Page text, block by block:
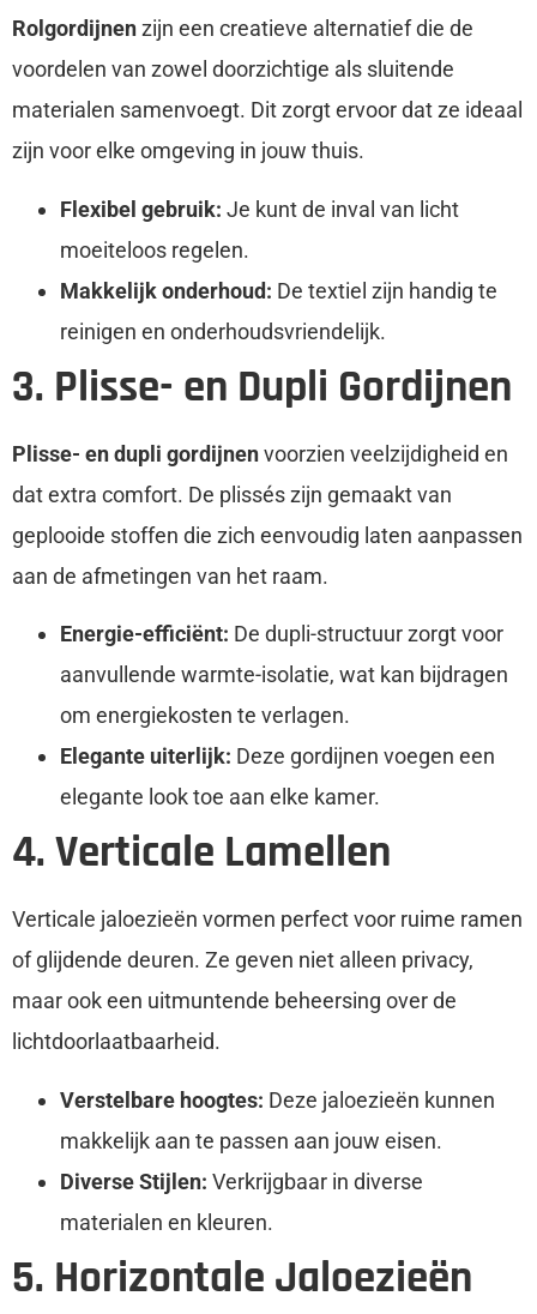
Rolgordijnenzijn een creatieve alternatief die de
voordelen van zowel doorzichtige als sluitende
materialen samenvoegt. Dit zorgt ervoor dat ze ideaal
zijn voor elke omgeving in jouw thuis.
Flexibel gebruik: Je kunt de inval van licht
moeiteloos regelen.
Makkelijk onderhoud: De textiel zijn handig te
reinigen en onderhoudsvriendelijk.
3. Plisse- en Dupli Gordijnen
Plisse- en dupli gordijnenvoorzien veelzijdigheid en
dat extra comfort. De plissés zijn gemaakt van
geplooide stoffen die zich eenvoudig laten aanpassen
aan de afmetingen van het raam.
Energie-efficiënt: De dupli-structuur zorgt voor
aanvullende warmte-isolatie, wat kan bijdragen
om energiekosten te verlagen.
Elegante uiterlijk: Deze gordijnen voegen een
elegante look toe aan elke kamer.
4. Verticale Lamellen
Verticale jaloezieën vormen perfect voor ruime ramen
of glijdende deuren. Ze geven niet alleen privacy,
maar ook een uitmuntende beheersing over de
lichtdoorlaatbaarheid.
Verstelbare hoogtes: Deze jaloezieën kunnen
makkelijk aan te passen aan jouw eisen.
Diverse Stijlen: Verkrijgbaar in diverse
materialen en kleuren.
5. Horizontale Jaloezieën